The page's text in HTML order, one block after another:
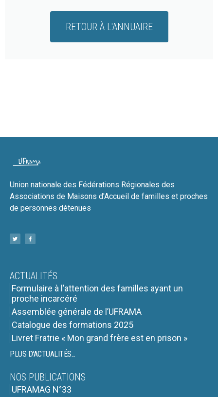
RETOUR À L'ANNUAIRE
Union nationale des Fédérations Régionales des
Associations de Maisons d'Accueil de familles et proches
de personnes détenues
ACTUALITÉS
Formulaire à l’attention des familles ayant un
proche incarcéré
Assemblée générale de l’UFRAMA
Catalogue des formations 2025
Livret Fratrie « Mon grand frère est en prison »
PLUS D'ACTUALITÉS...
NOS PUBLICATIONS
UFRAMAG N°33